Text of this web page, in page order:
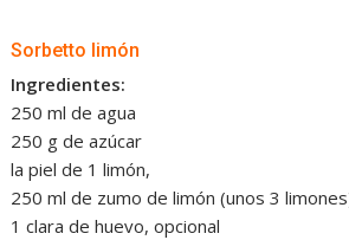
Sorbetto limón
Ingredientes:
250 ml de agua
250 g de azúcar
la piel de 1 limón,
250 ml de zumo de limón (unos 3
1 clara de huevo, opcional